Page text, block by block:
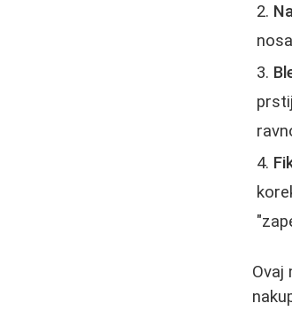
Ovaj